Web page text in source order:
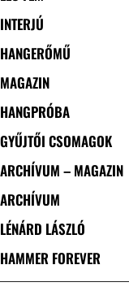
INTERJÚ
HANGERŐMŰ
MAGAZIN
HANGPRÓBA
GYŰJTŐI CSOMAGOK
ARCHÍVUM – MAGAZIN
ARCHÍVUM
LÉNÁRD LÁSZLÓ
HAMMER FOREVER